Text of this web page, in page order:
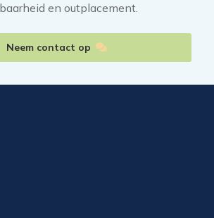
en outplacement.
Neem contact op